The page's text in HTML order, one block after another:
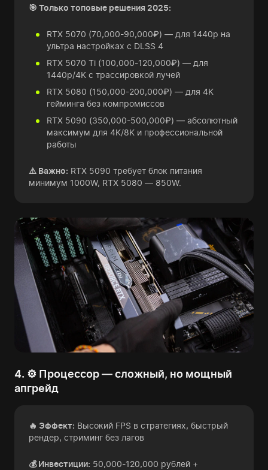
🎯 Только топовые решения 2025:
RTX 5070 (70,000-90,000₽) — для 1440p на
ультра настройках с DLSS 4
RTX 5070 Ti (100,000-120,000₽) — для
1440p/4K с трассировкой лучей
RTX 5080 (150,000-200,000₽) — для 4K
гейминга без компромиссов
RTX 5090 (350,000-500,000₽) — абсолютный
максимум для 4K/8K и профессиональной
работы
⚠️ Важно: RTX 5090 требует блок питания
минимум 1000W, RTX 5080 — 850W.
4. ⚙️ Процессор — сложный, но мощный
апгрейд
🔥 Эффект: Высокий FPS в стратегиях, быстрый
рендер, стриминг без лагов
💰 Инвестиции: 50,000-120,000 рублей +